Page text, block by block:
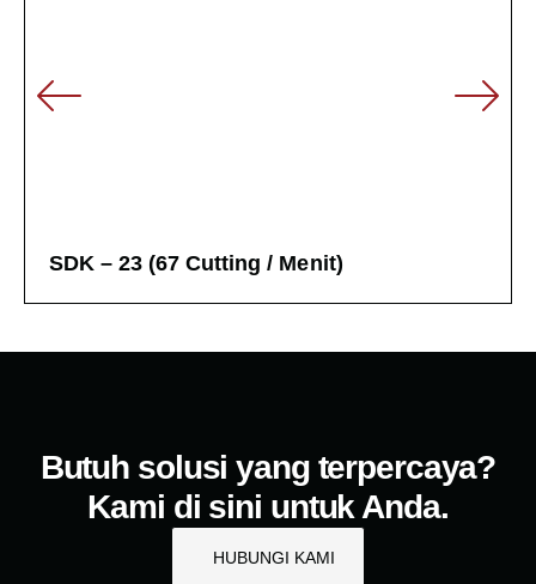
SDK – 23 (67 Cutting / Menit)
Butuh solusi yang terpercaya?
Kami di sini untuk Anda.
HUBUNGI KAMI